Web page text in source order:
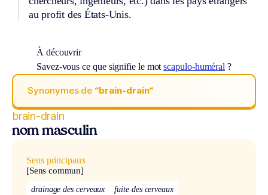
au profit des États-Unis.
À découvrir
Savez-vous ce que signifie le motscapulo-huméral ?
Synonymes de “brain-drain“
brain-drain
nom masculin
Sens principaux
[Sens commun]
drainage des cerveaux
fuite des cerveaux